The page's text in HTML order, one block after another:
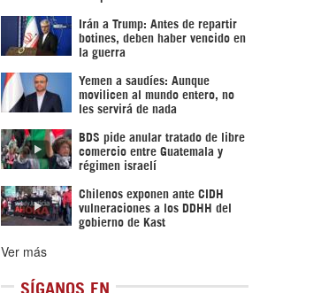
Irán a Trump: Antes de repartir
botines, deben haber vencido en
la guerra
Yemen a saudíes: Aunque
movilicen al mundo entero, no
les servirá de nada
BDS pide anular tratado de libre
comercio entre Guatemala y
régimen israelí
Chilenos exponen ante CIDH
vulneraciones a los DDHH del
gobierno de Kast
Ver más
SÍGANOS EN